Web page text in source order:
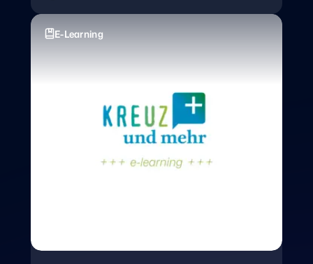
E-Learning